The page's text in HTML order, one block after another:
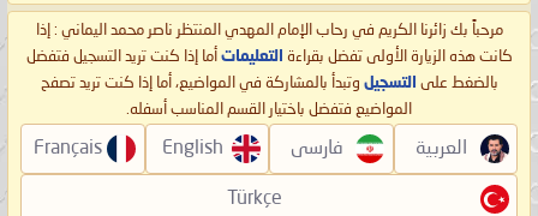
مرحباً بك زائرنا الكريم في رحاب الإمام المهدي المنتظر ناصر محمد اليماني : إذا
كانت هذه الزيارة الأولى تفضل بقراءة التعليمات أما إذا كنت تريد التسجيل فتفضل
بالضغط على التسجيل وتبدأ بالمشاركة في المواضيع، أما إذا كنت تريد تصفح
المواضيع فتفضل باختيار القسم المناسب أسفله.
العربية فارسی English
Français
Türkçe